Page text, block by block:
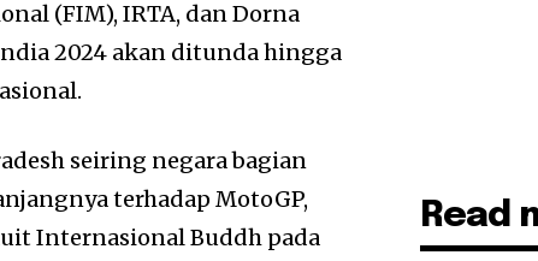
(FIM), IRTA, dan Dorna
2024 akan ditunda hingga
seiring negara bagian
terhadap MotoGP,
Internasional Buddh pada
Read